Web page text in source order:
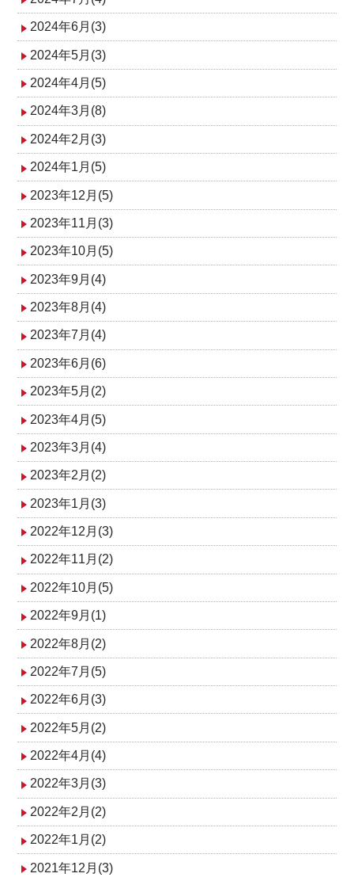
2024年6月(3)
2024年5月(3)
2024年4月(5)
2024年3月(8)
2024年2月(3)
2024年1月(5)
2023年12月(5)
2023年11月(3)
2023年10月(5)
2023年9月(4)
2023年8月(4)
2023年7月(4)
2023年6月(6)
2023年5月(2)
2023年4月(5)
2023年3月(4)
2023年2月(2)
2023年1月(3)
2022年12月(3)
2022年11月(2)
2022年10月(5)
2022年9月(1)
2022年8月(2)
2022年7月(5)
2022年6月(3)
2022年5月(2)
2022年4月(4)
2022年3月(3)
2022年2月(2)
2022年1月(2)
2021年12月(3)